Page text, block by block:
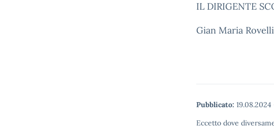
IL DIRIGENTE
Gian Maria Rovelli
Pubblicato: 19.08.2024
Eccetto dove